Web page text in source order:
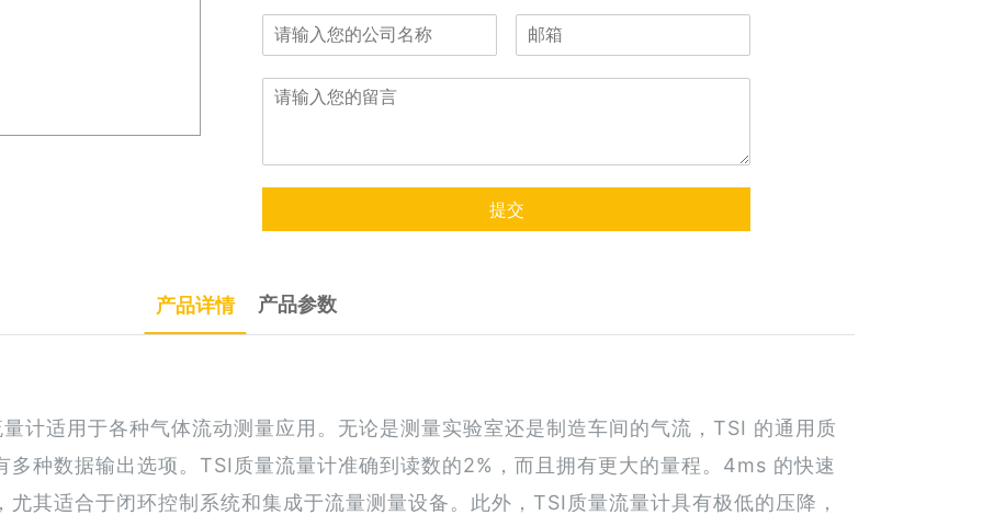
提交
产品详情 产品参数
计适用于各种气体流动测量应用。无论是测量实验室还是制造车间的气流，TSI 的通用质
多种数据输出选项。TSI质量流量计准确到读数的2%，而且拥有更大的量程。4ms 的快速
其适合于闭环控制系统和集成于流量测量设备。此外，TSI质量流量计具有极低的压降，